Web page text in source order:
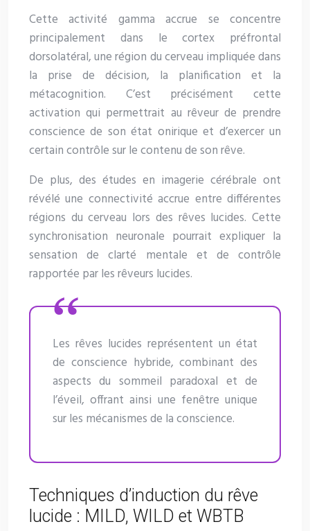
Cette activité gamma accrue se concentre
principalement dans le cortex préfrontal
dorsolatéral, une région du cerveau impliquée dans
la prise de décision, la planification et la
métacognition. C’est précisément cette
activation qui permettrait au rêveur de prendre
conscience de son état onirique et d’exercer un
certain contrôle sur le contenu de son rêve.
De plus, des études en imagerie cérébrale ont
révélé une connectivité accrue entre différentes
régions du cerveau lors des rêves lucides. Cette
synchronisation neuronale pourrait expliquer la
sensation de clarté mentale et de contrôle
rapportée par les rêveurs lucides.
Les rêves lucides représentent un état
de conscience hybride, combinant des
aspects du sommeil paradoxal et de
l’éveil, offrant ainsi une fenêtre unique
sur les mécanismes de la conscience.
Techniques d’induction du rêve
lucide : MILD, WILD et WBTB